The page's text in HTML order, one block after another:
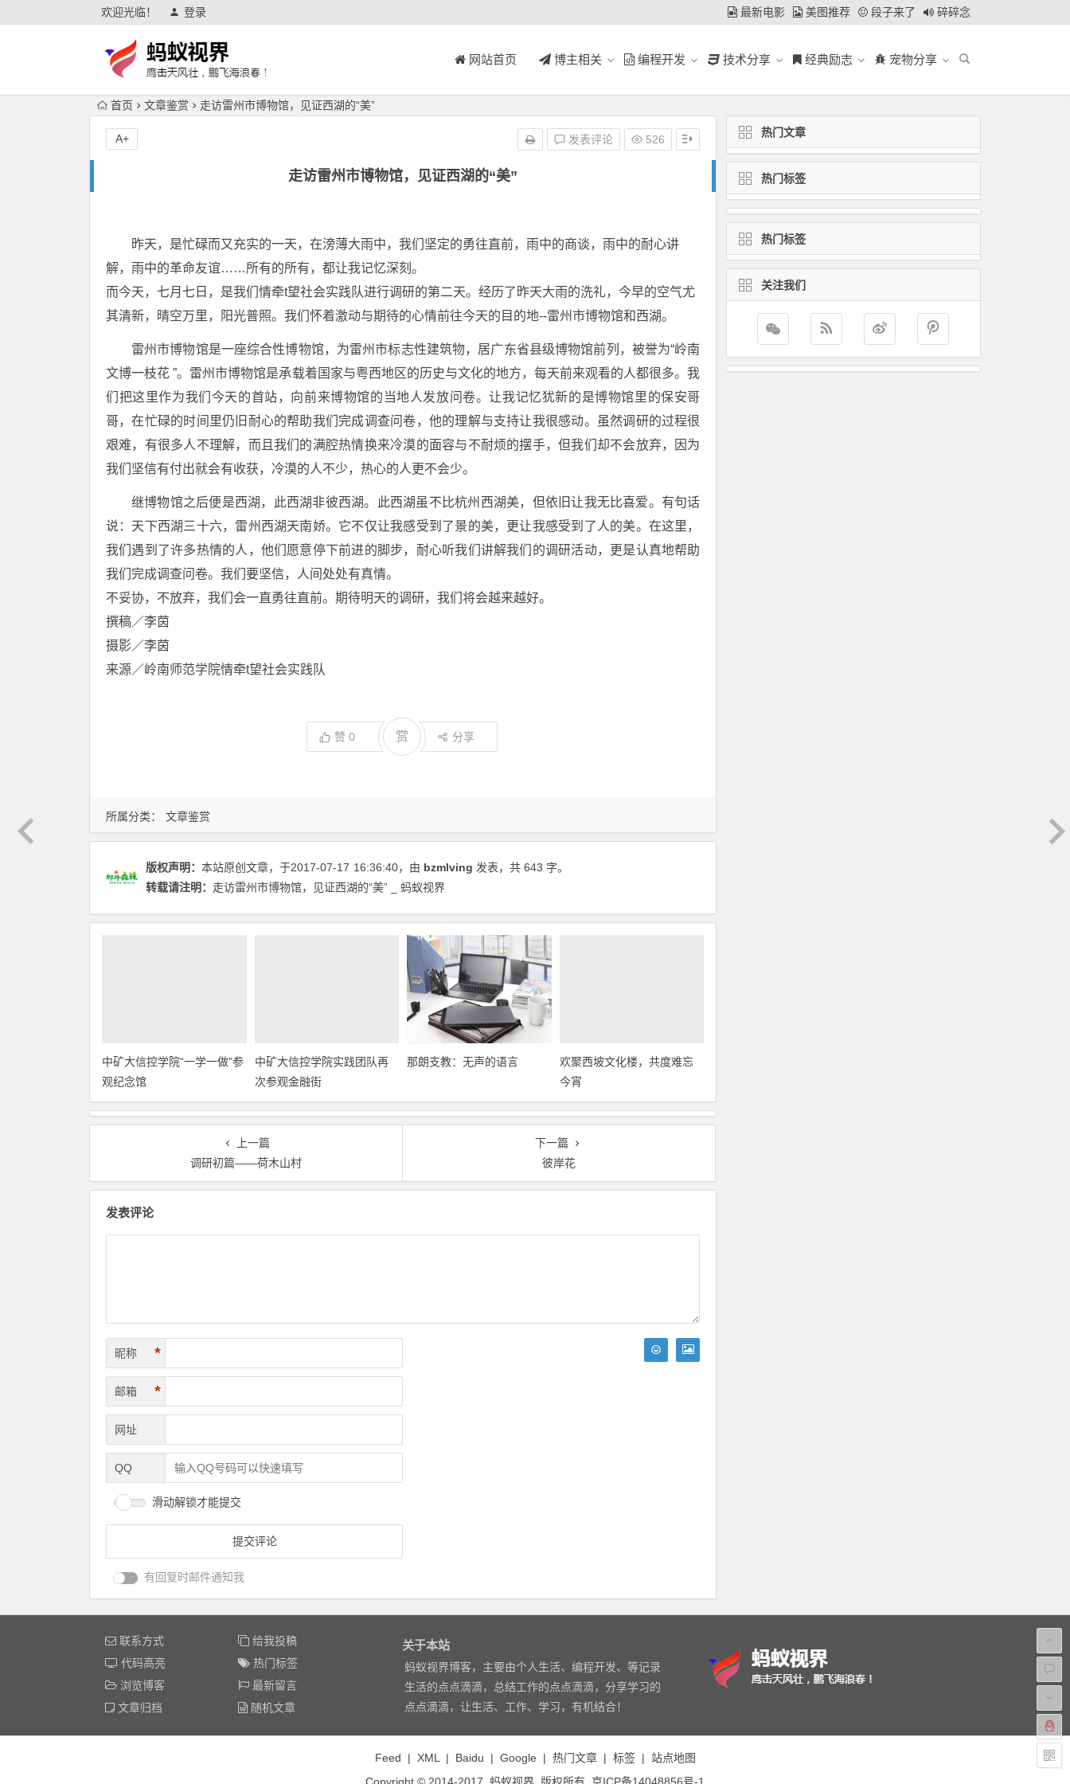
欢迎光临！ 登录 最新电影 美图推荐 段子来了 碎碎念
网站首页 博主相关 编程开发 技术分享 经典励志 宠物分享
首页 文章鉴赏 走访雷州市博物馆，见证西湖的“美”
走访雷州市博物馆，见证西湖的“美”
发表评论 526
A+
所属分类： 文章鉴赏
昨天，是忙碌而又充实的一天，在滂薄大雨中，我们坚定的勇往直前，雨中的商谈，雨中的耐心讲
解，雨中的革命友谊……所有的所有，都让我记忆深刻。
而今天，七月七日，是我们情牵t望社会实践队进行调研的第二天。经历了昨天大雨的洗礼，今早的空气尤
其清新，晴空万里，阳光普照。我们怀着激动与期待的心情前往今天的目的地--雷州市博物馆和西湖。
雷州市博物馆是一座综合性博物馆，为雷州市标志性建筑物，居广东省县级博物馆前列，被誉为“岭南
文博一枝花 ”。雷州市博物馆是承载着国家与粤西地区的历史与文化的地方，每天前来观看的人都很多。我
们把这里作为我们今天的首站，向前来博物馆的当地人发放问卷。让我记忆犹新的是博物馆里的保安哥
哥，在忙碌的时间里仍旧耐心的帮助我们完成调查问卷，他的理解与支持让我很感动。虽然调研的过程很
艰难，有很多人不理解，而且我们的满腔热情换来冷漠的面容与不耐烦的摆手，但我们却不会放弃，因为
我们坚信有付出就会有收获，冷漠的人不少，热心的人更不会少。
继博物馆之后便是西湖，此西湖非彼西湖。此西湖虽不比杭州西湖美，但依旧让我无比喜爱。有句话
说：天下西湖三十六，雷州西湖天南娇。它不仅让我感受到了景的美，更让我感受到了人的美。在这里，
我们遇到了许多热情的人，他们愿意停下前进的脚步，耐心听我们讲解我们的调研活动，更是认真地帮助
我们完成调查问卷。我们要坚信，人间处处有真情。
不妥协，不放弃，我们会一直勇往直前。期待明天的调研，我们将会越来越好。
撰稿／李茵
摄影／李茵
来源／岭南师范学院情牵t望社会实践队
赞 0 赏 分享
版权声明： 本站原创文章，于2017-07-17 16:36:40，由 bzmlving 发表，共 643 字。
转载请注明： 走访雷州市博物馆，见证西湖的“美” _ 蚂蚁视界
中矿大信控学院“一学一做”参
观纪念馆
中矿大信控学院实践团队再
次参观金融街
那朗支教：无声的语言
欢聚西坡文化楼，共度难忘
今宵
上一篇
调研初篇――荷木山村
下一篇
彼岸花
发表评论
昵称 *
邮箱 *
网址
QQ
滑动解锁才能提交
有回复时邮件通知我
热门文章
热门标签
热门标签
关注我们
联系方式
给我投稿
代码高亮
热门标签
浏览博客
最新留言
文章归档
随机文章
关于本站
蚂蚁视界博客，主要由个人生活、编程开发、等记录
生活的点点滴滴，总结工作的点点滴滴，分享学习的
点点滴滴，让生活、工作、学习，有机结合！
Feed | XML| Baidu | Google | 热门文章| 标签| 站点地图